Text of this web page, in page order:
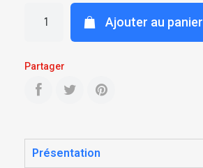
Ajouter au panier
Partager
Présentation